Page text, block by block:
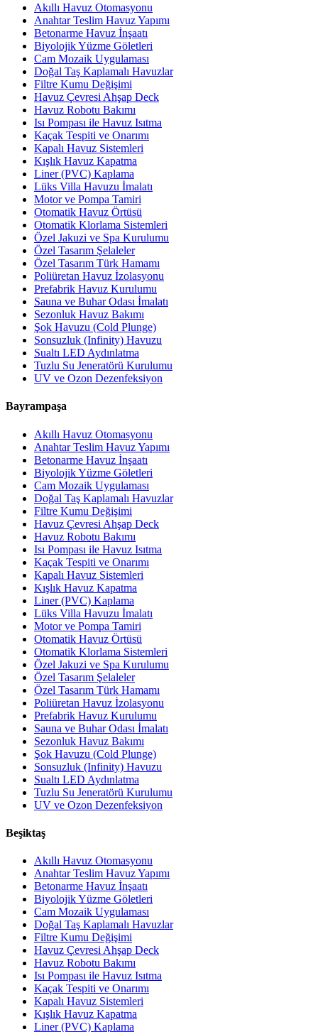
Akıllı Havuz Otomasyonu
Anahtar Teslim Havuz Yapımı
Betonarme Havuz İnşaatı
Biyolojik Yüzme Göletleri
Cam Mozaik Uygulaması
Doğal Taş Kaplamalı Havuzlar
Filtre Kumu Değişimi
Havuz Çevresi Ahşap Deck
Havuz Robotu Bakımı
Isı Pompası ile Havuz Isıtma
Kaçak Tespiti ve Onarımı
Kapalı Havuz Sistemleri
Kışlık Havuz Kapatma
Liner (PVC) Kaplama
Lüks Villa Havuzu İmalatı
Motor ve Pompa Tamiri
Otomatik Havuz Örtüsü
Otomatik Klorlama Sistemleri
Özel Jakuzi ve Spa Kurulumu
Özel Tasarım Şelaleler
Özel Tasarım Türk Hamamı
Poliüretan Havuz İzolasyonu
Prefabrik Havuz Kurulumu
Sauna ve Buhar Odası İmalatı
Sezonluk Havuz Bakımı
Şok Havuzu (Cold Plunge)
Sonsuzluk (Infinity) Havuzu
Sualtı LED Aydınlatma
Tuzlu Su Jeneratörü Kurulumu
UV ve Ozon Dezenfeksiyon
Bayrampaşa
Akıllı Havuz Otomasyonu
Anahtar Teslim Havuz Yapımı
Betonarme Havuz İnşaatı
Biyolojik Yüzme Göletleri
Cam Mozaik Uygulaması
Doğal Taş Kaplamalı Havuzlar
Filtre Kumu Değişimi
Havuz Çevresi Ahşap Deck
Havuz Robotu Bakımı
Isı Pompası ile Havuz Isıtma
Kaçak Tespiti ve Onarımı
Kapalı Havuz Sistemleri
Kışlık Havuz Kapatma
Liner (PVC) Kaplama
Lüks Villa Havuzu İmalatı
Motor ve Pompa Tamiri
Otomatik Havuz Örtüsü
Otomatik Klorlama Sistemleri
Özel Jakuzi ve Spa Kurulumu
Özel Tasarım Şelaleler
Özel Tasarım Türk Hamamı
Poliüretan Havuz İzolasyonu
Prefabrik Havuz Kurulumu
Sauna ve Buhar Odası İmalatı
Sezonluk Havuz Bakımı
Şok Havuzu (Cold Plunge)
Sonsuzluk (Infinity) Havuzu
Sualtı LED Aydınlatma
Tuzlu Su Jeneratörü Kurulumu
UV ve Ozon Dezenfeksiyon
Beşiktaş
Akıllı Havuz Otomasyonu
Anahtar Teslim Havuz Yapımı
Betonarme Havuz İnşaatı
Biyolojik Yüzme Göletleri
Cam Mozaik Uygulaması
Doğal Taş Kaplamalı Havuzlar
Filtre Kumu Değişimi
Havuz Çevresi Ahşap Deck
Havuz Robotu Bakımı
Isı Pompası ile Havuz Isıtma
Kaçak Tespiti ve Onarımı
Kapalı Havuz Sistemleri
Kışlık Havuz Kapatma
Liner (PVC) Kaplama